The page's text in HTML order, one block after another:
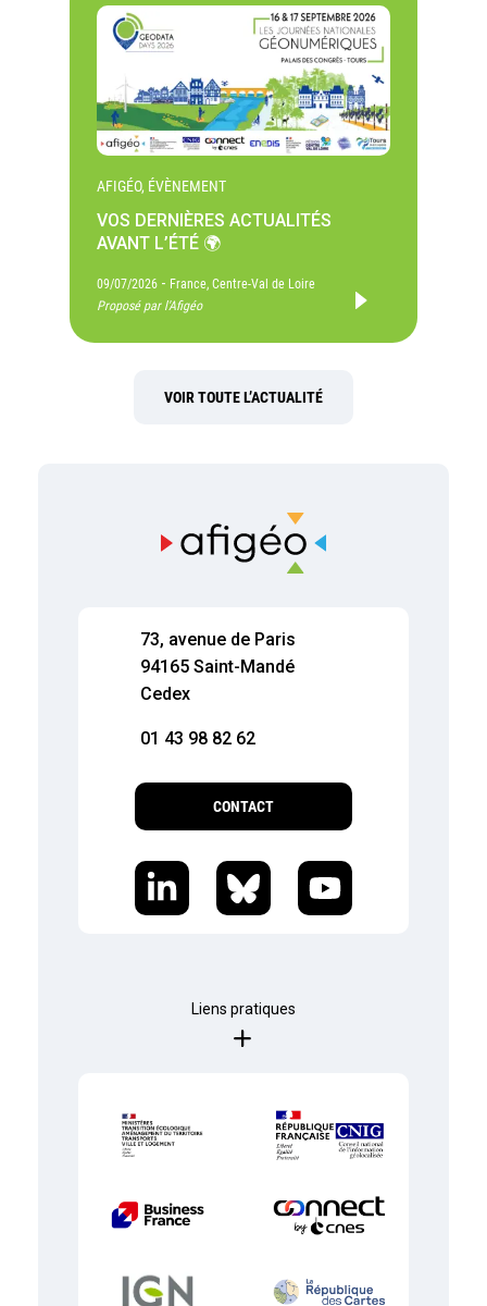
AFIGÉO, ÉVÈNEMENT
VOS DERNIÈRES ACTUALITÉS
AVANT L’ÉTÉ 🌍
09/07/2026 - France, Centre-Val de Loire
Proposé par l'Afigéo
VOIR TOUTE L’ACTUALITÉ
73, avenue de Paris
94165 Saint-Mandé
Cedex
01 43 98 82 62
CONTACT
Liens pratiques